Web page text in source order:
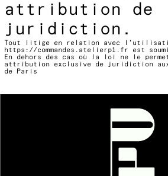
attribution de
juridiction.
Tout litige en relation avec
https://commandes.atelierp1.fr est
En dehors des cas où la loi ne le
attribution exclusive de juridiction aux
de Paris